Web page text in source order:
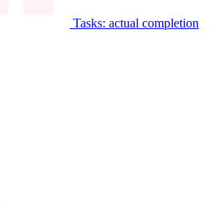
Tasks: actual completion